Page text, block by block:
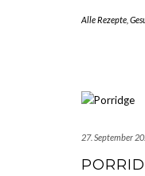
Alle Rezepte
27. September